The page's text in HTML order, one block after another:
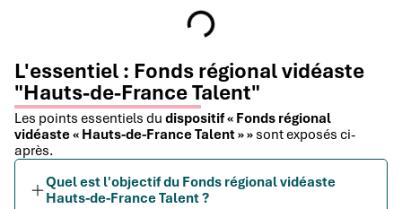
L'essentiel : Fonds régional vidéaste
"Hauts-de-France Talent"
Les points essentiels du dispositif « Fonds régional
vidéaste « Hauts-de-France Talent » » sont exposés ci-
après.
Quel est l'objectif du Fonds régional vidéaste
Hauts-de-France Talent ?